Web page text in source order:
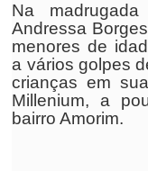
Na
Andressa
menores de
a vários golpes
crianças em
Millenium, a
bairro Amorim.